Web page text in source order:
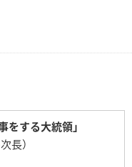
する大統領」
長）